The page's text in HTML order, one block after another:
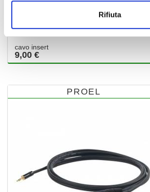
Rifiuta
BULK505LU18 1.8 MT
cavo insert
9,00 €
PROEL